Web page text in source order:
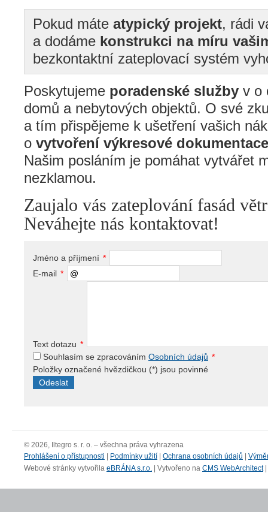
Pokud máte atypický projekt, rádi
a dodáme konstrukci na míru
bezkontaktní zateplovací systém
Poskytujeme poradenské služby v o
domů a nebytových objektů. O své
a tím přispějeme k ušetření vašich
o vytvoření výkresové
Našim posláním je pomáhat vytvářet
nezklamou.
Zaujalo vás zateplování fasád
Neváhejte nás kontaktovat!
Jméno a příjmení *
E-mail *
Text dotazu *
Souhlasím se zpracováním Osobních údajů *
Položky označené hvězdičkou (*) jsou povinné
© 2026, Iltegro s. r. o. – všechna práva vyhrazena
Prohlášení o přístupnosti | Podmínky užití | Ochrana osobních údajů |
Webové stránky vytvořila eBRÁNA s.r.o. | Vytvořeno na CMS WebArchitect|